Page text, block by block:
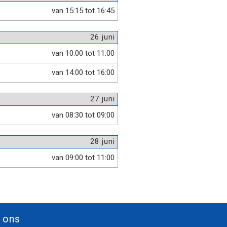
van 15:15 tot 16:45
26 juni
van 10:00 tot 11:00
van 14:00 tot 16:00
27 juni
van 08:30 tot 09:00
28 juni
van 09:00 tot 11:00